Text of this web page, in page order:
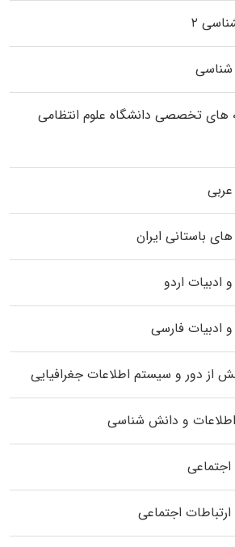
۲
شناسی
ﻫﺎی تخصصی داﻧﺸﮕﺎه ﻋﻠﻮم انتظامی
باستانی ایران
ادبیات اردو
ادبیات فارسی
از دور و سیستم اطلاعات جغرافیایی
و دانش شناسی
اجتماعی